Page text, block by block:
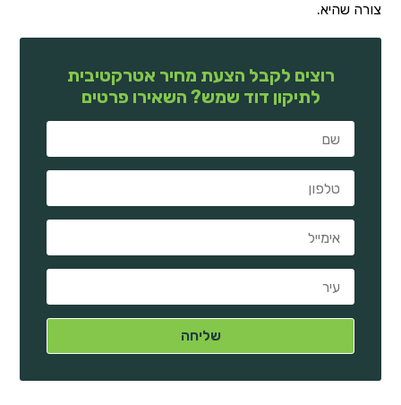
צורה שהיא.
רוצים לקבל הצעת מחיר אטרקטיבית
לתיקון דוד שמש? השאירו פרטים